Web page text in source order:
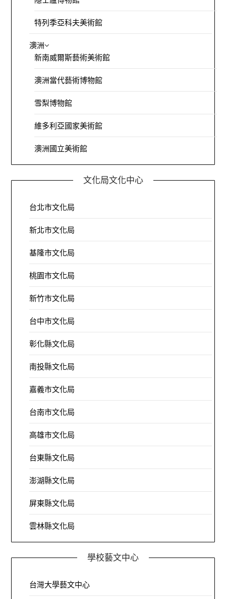
特列季亞科夫美術館
澳洲
新南威爾斯藝術美術館
澳洲當代藝術博物館
雪梨博物館
維多利亞國家美術館
澳洲國立美術館
文化局文化中心
台北市文化局
新北市文化局
基隆市文化局
桃園市文化局
新竹市文化局
台中市文化局
彰化縣文化局
南投縣文化局
嘉義市文化局
台南市文化局
高雄市文化局
台東縣文化局
澎湖縣文化局
屏東縣文化局
雲林縣文化局
學校藝文中心
台灣大學藝文中心